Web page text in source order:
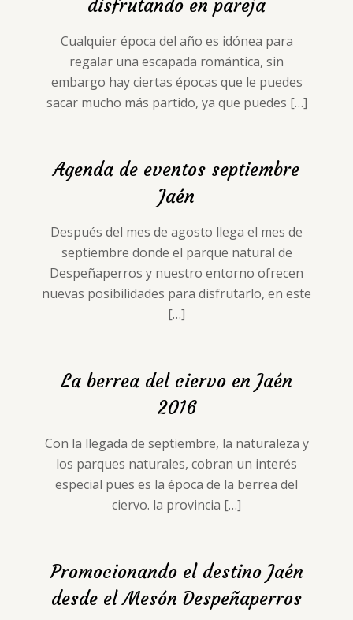
disfrutando en pareja
Cualquier época del año es idónea para
regalar una escapada romántica, sin
embargo hay ciertas épocas que le puedes
sacar mucho más partido, ya que puedes […]
Agenda de eventos septiembre
Jaén
Después del mes de agosto llega el mes de
septiembre donde el parque natural de
Despeñaperros y nuestro entorno ofrecen
nuevas posibilidades para disfrutarlo, en este
[…]
La berrea del ciervo en Jaén
2016
Con la llegada de septiembre, la naturaleza y
los parques naturales, cobran un interés
especial pues es la época de la berrea del
ciervo. la provincia […]
Promocionando el destino Jaén
desde el Mesón Despeñaperros